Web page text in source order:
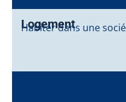
Logement
Habiter dans une